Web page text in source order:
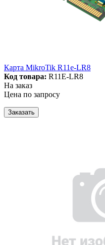
Карта MikroTik R11e-LR8
Код товара: R11E-LR8
На заказ
Цена по запросу
Заказать